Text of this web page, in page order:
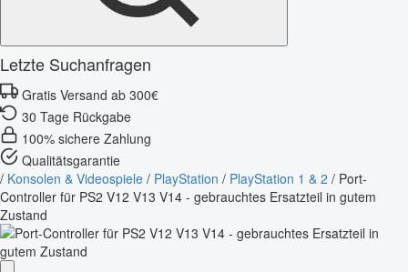
Letzte Suchanfragen
Gratis Versand ab 300€
30 Tage Rückgabe
100% sichere Zahlung
Qualitätsgarantie
/ Konsolen & Videospiele / PlayStation / PlayStation 1 & 2 / Port-
Controller für PS2 V12 V13 V14 - gebrauchtes Ersatzteil in gutem
Zustand